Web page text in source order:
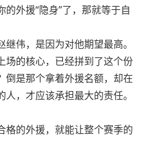
外援“隐身”了，那就等于自
伟，是因为对他期望最高。
场的核心，已经拼到了这个份
倒是那个拿着外援名额，却在
，才应该承担最大的责任。
格的外援，就能让整个赛季的